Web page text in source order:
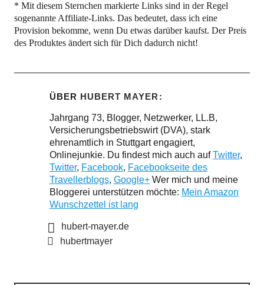
* Mit diesem Sternchen markierte Links sind in der Regel
sogenannte Affiliate-Links. Das bedeutet, dass ich eine
Provision bekomme, wenn Du etwas darüber kaufst. Der Preis
des Produktes ändert sich für Dich dadurch nicht!
ÜBER HUBERT MAYER
Jahrgang 73, Blogger, Netzwerker, LL.B,
Versicherungsbetriebswirt (DVA), stark
ehrenamtlich in Stuttgart engagiert,
Onlinejunkie. Du findest mich auch aufTwitter,
Twitter, Facebook, Facebookseite des
Travellerblogs, Google+Wer mich und meine
Bloggerei unterstützen möchte: Mein Amazon
Wunschzettel ist lang
hubert-mayer.de
hubertmayer